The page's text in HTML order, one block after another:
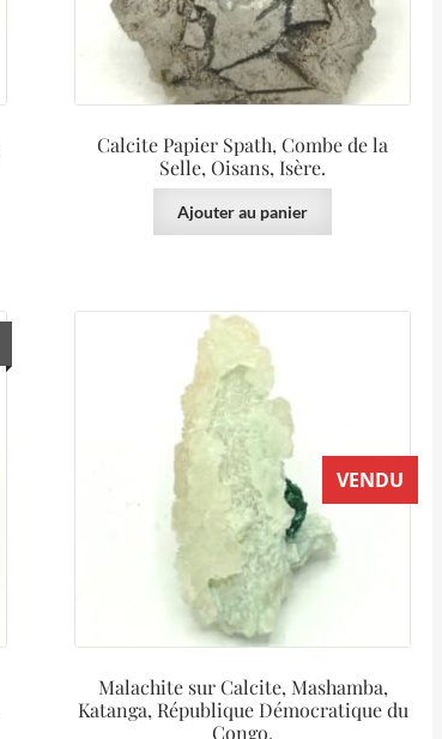
Calcite Papier Spath, Combe de la
Selle, Oisans, Isère.
Ajouter au panier
VENDU
Malachite sur Calcite, Mashamba,
Katanga, République Démocratique du
Congo.